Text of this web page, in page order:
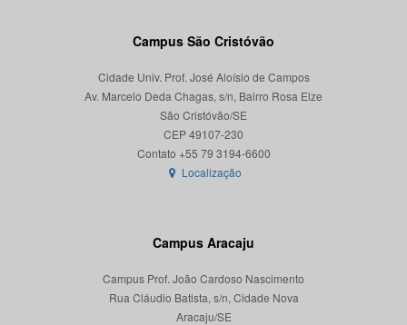
Campus São Cristóvão
Cidade Univ. Prof. José Aloísio de Campos
Av. Marcelo Deda Chagas, s/n, Bairro Rosa Elze
São Cristóvão/SE
CEP 49107-230
Localização
Campus Aracaju
Campus Prof. João Cardoso Nascimento
Rua Cláudio Batista, s/n, Cidade Nova
Aracaju/SE